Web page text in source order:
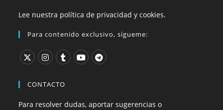
Lee nuestra política de privacidad y cookies.
Para contenido exclusivo, sígueme:
CONTACTO
Para resolver dudas, aportar sugerencias o